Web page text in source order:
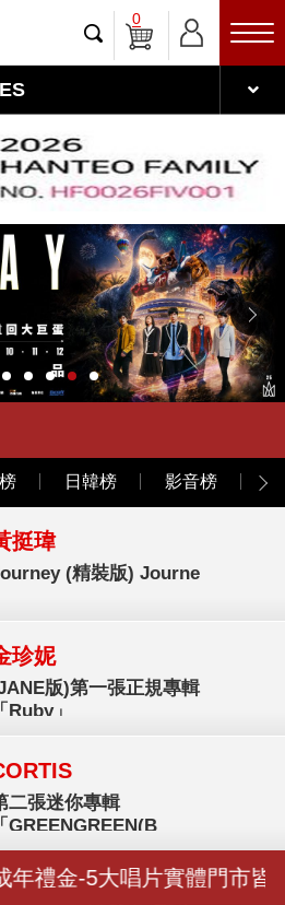
0
日韓榜 影音榜
挺瑋
(精裝版) Journe
珍妮
版)第一張正規專輯
「Ruby」
二張迷你專輯
「GREENGREEN(B
禮金-5大唱片實體門市皆